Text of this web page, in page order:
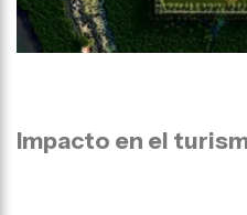
Impacto en el